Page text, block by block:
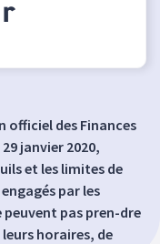
officiel des Finances
janvier 2020,
et les limites de
par les
pas pren-dre
horaires, de